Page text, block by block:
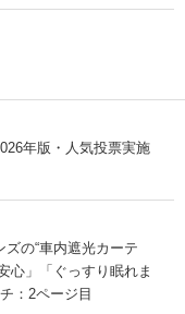
年版・人気投票実施
の“車内遮光カーテ
心」「ぐっすり眠れま
：2ページ目